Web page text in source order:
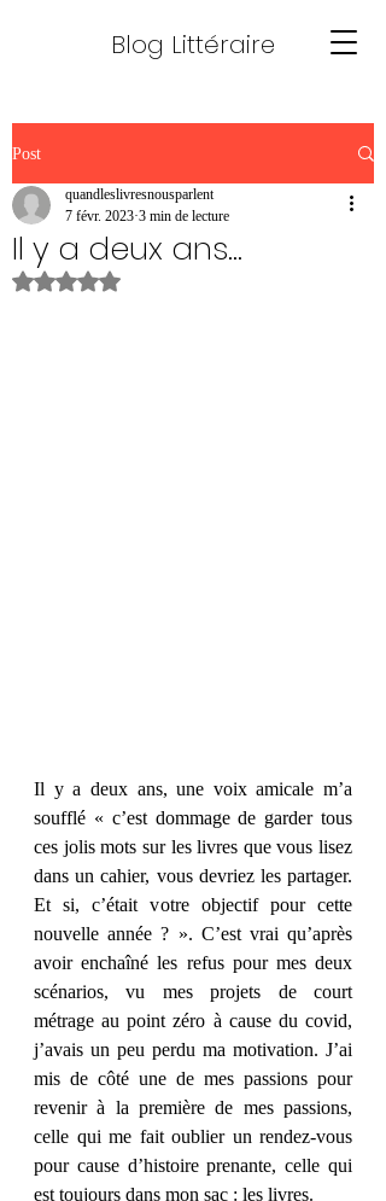
Blog Littéraire
Post
Il y a deux ans...
quandleslivresnousparlent
7 févr. 2023 3 min de lecture
Noté NaN étoiles sur 5.
Il y a deux ans, une voix amicale m’a
soufflé « c’est dommage de garder tous
ces jolis mots sur les livres que vous lisez
dans un cahier, vous devriez les partager.
Et si, c’était votre objectif pour cette
nouvelle année ? ». C’est vrai qu’après
avoir enchaîné les refus pour mes deux
scénarios, vu mes projets de court
métrage au point zéro à cause du covid,
j’avais un peu perdu ma motivation. J’ai
mis de côté une de mes passions pour
revenir à la première de mes passions,
celle qui me fait oublier un rendez-vous
pour cause d’histoire prenante, celle qui
est toujours dans mon sac : les livres.